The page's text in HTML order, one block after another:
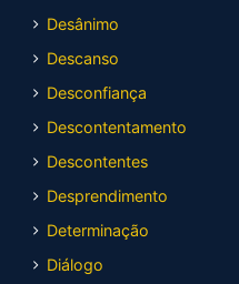
Desânimo
Descanso
Desconfiança
Descontentamento
Descontentes
Desprendimento
Determinação
Diálogo